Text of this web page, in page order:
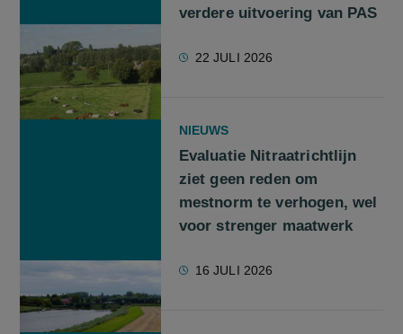
verdere uitvoering van PAS
22 JULI 2026
NIEUWS
Evaluatie Nitraatrichtlijn
ziet geen reden om
mestnorm te verhogen, wel
voor strenger maatwerk
16 JULI 2026